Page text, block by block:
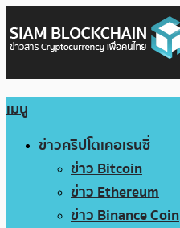
เมนู
ข่าวคริปโตเคอเรนซี่
ข่าว Bitcoin
ข่าว Ethereum
ข่าว Binance Coin